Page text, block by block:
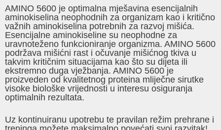
AMINO 5600 je optimalna mješavina esencijalnih
aminokiselina neophodnih za organizam kao i kritično
važnih aminokiselina potrebnih za razvoj mišića.
Esencijalne aminokiseline su neophodne za
uravnoteženo funkcioniranje organizma. AMINO 5600
podržava mišićni rast i očuvanje mišićnog tkiva u
takvim kritičnim situacijama kao što su dijeta ili
ekstremno duga vježbanja. AMINO 5600 je
proizveden od kvalitetnog proteina mliječne sirutke
visoke biološke vrijednosti u interesu osiguranja
optimalnih rezultata.
Uz kontinuiranu upotrebu te pravilan režim prehrane i